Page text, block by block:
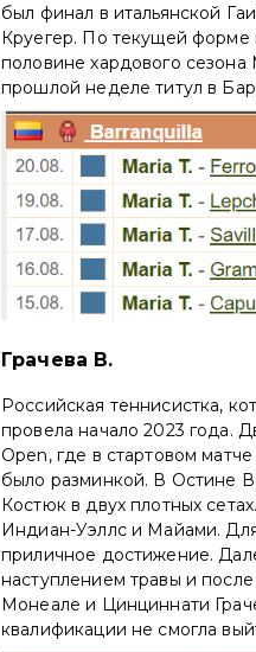
был финал в итальянской
Круегер. По текущей форме
половине хардового
прошлой неделе титул в
Грачева В.
Российская теннисистка,
провела начало 2023 года.
Open, где в стартовом
было разминкой. В Остине
Костюк в двух плотных
Индиан-Уэллс и Майами.
приличное достижение.
наступлением травы и
Монеале и Цинциннати
квалификации не смогла